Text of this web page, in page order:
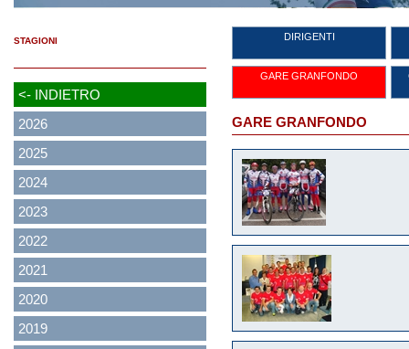
STAGIONI
<- INDIETRO
2026
2025
2024
2023
2022
2021
2020
2019
DIRIGENTI
GARE GRANFONDO
GARE GRANFONDO